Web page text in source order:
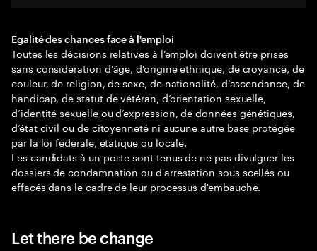
Egalité des chances face à l'emploi
Toutes les décisions relatives à l’emploi doivent être prises
sans considération d’âge, d'origine ethnique, de croyance, de
couleur, de religion, de sexe, de nationalité, d’ascendance, de
handicap, de statut de vétéran, d’orientation sexuelle,
d’identité sexuelle ou d’expression, de données génétiques,
d’état civil ou de citoyenneté ni aucune autre base protégée
par la loi fédérale, étatique ou locale.
Les candidats à un poste sont tenus de ne pas divulguer les
dossiers de condamnation ou d'arrestation sous scellés ou
effacés dans le cadre de leur processus d'embauche.
Let there be change